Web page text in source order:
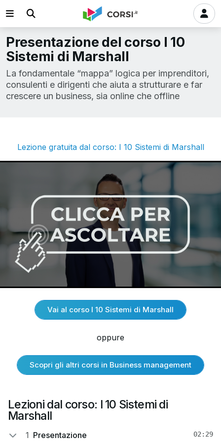
Presentazione del corso I 10
Sistemi di Marshall
La fondamentale “mappa” logica per imprenditori,
consulenti e dirigenti che aiuta a strutturare e far
crescere un business, sia online che offline
Lezione gratuita dal corso: I 10 Sistemi di Marshall
Vai al corso I 10 Sistemi di Marshall
oppure
Scopri gli altri corsi in Business management
Lezioni dal corso: I 10 Sistemi di
Marshall
1 Presentazione 02:29